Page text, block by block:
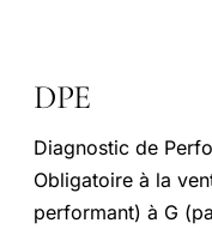
DPE
Diagnostic de
Obligatoire à la
performant) à G